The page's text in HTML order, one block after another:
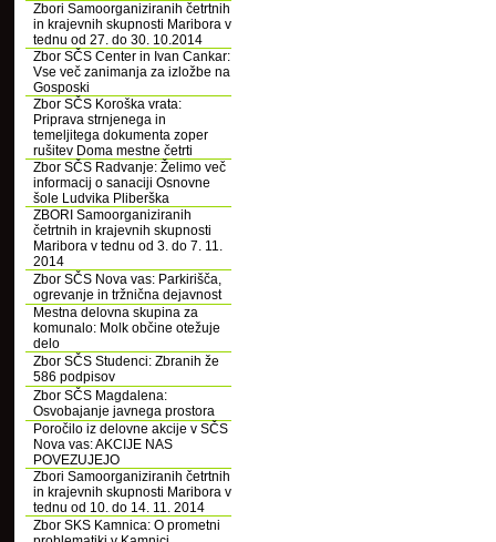
Zbori Samoorganiziranih četrtnih
in krajevnih skupnosti Maribora v
tednu od 27. do 30. 10.2014
Zbor SČS Center in Ivan Cankar:
Vse več zanimanja za izložbe na
Gosposki
Zbor SČS Koroška vrata:
Priprava strnjenega in
temeljitega dokumenta zoper
rušitev Doma mestne četrti
Zbor SČS Radvanje: Želimo več
informacij o sanaciji Osnovne
šole Ludvika Pliberška
ZBORI Samoorganiziranih
četrtnih in krajevnih skupnosti
Maribora v tednu od 3. do 7. 11.
2014
Zbor SČS Nova vas: Parkirišča,
ogrevanje in tržnična dejavnost
Mestna delovna skupina za
komunalo: Molk občine otežuje
delo
Zbor SČS Studenci: Zbranih že
586 podpisov
Zbor SČS Magdalena:
Osvobajanje javnega prostora
Poročilo iz delovne akcije v SČS
Nova vas: AKCIJE NAS
POVEZUJEJO
Zbori Samoorganiziranih četrtnih
in krajevnih skupnosti Maribora v
tednu od 10. do 14. 11. 2014
Zbor SKS Kamnica: O prometni